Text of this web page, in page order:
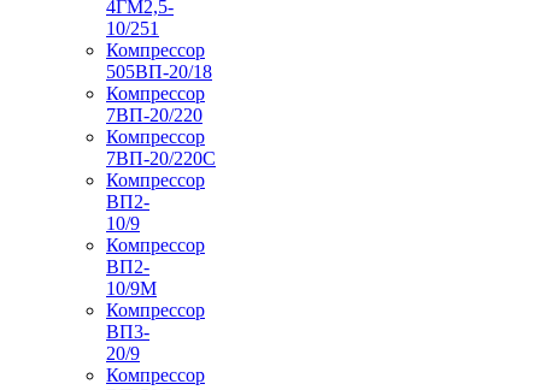
4ГМ2,5-
10/251
Компрессор
505ВП-20/18
Компрессор
7ВП-20/220
Компрессор
7ВП-20/220С
Компрессор
ВП2-
10/9
Компрессор
ВП2-
10/9М
Компрессор
ВП3-
20/9
Компрессор